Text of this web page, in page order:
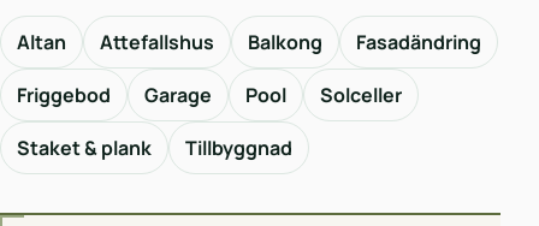
Altan Attefallshus Balkong
Fasadändring
Friggebod
Garage Pool
Solceller
Staket & plank
Tillbyggnad